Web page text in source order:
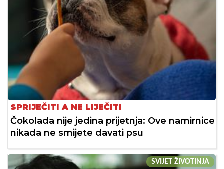
SPRIJEČITI A NE LIJEČITI
Čokolada nije jedina prijetnja: Ove namirnice
nikada ne smijete davati psu
SVIJET ŽIVOTINJA